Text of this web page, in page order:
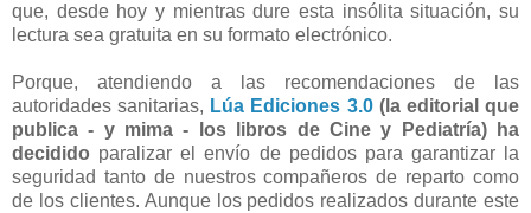
que, desde hoy y mientras dure esta insólita situación, su
lectura sea gratuita en su formato electrónico.
Porque, atendiendo a las recomendaciones de las
autoridades sanitarias, Lúa Ediciones 3.0(la editorial que
publica - y mima - los libros de Cine y Pediatría) ha
decidido paralizar el envío de pedidos para garantizar la
seguridad tanto de nuestros compañeros de reparto como
de los clientes. Aunque los pedidos realizados durante este